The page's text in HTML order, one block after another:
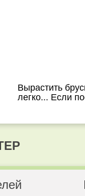
Вырастить
легко... Если